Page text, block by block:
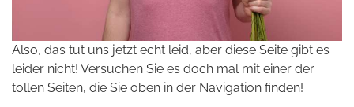
Also, das tut uns jetzt echt leid, aber diese Seite gibt es
leider nicht! Versuchen Sie es doch mal mit einer der
tollen Seiten, die Sie oben in der Navigation finden!